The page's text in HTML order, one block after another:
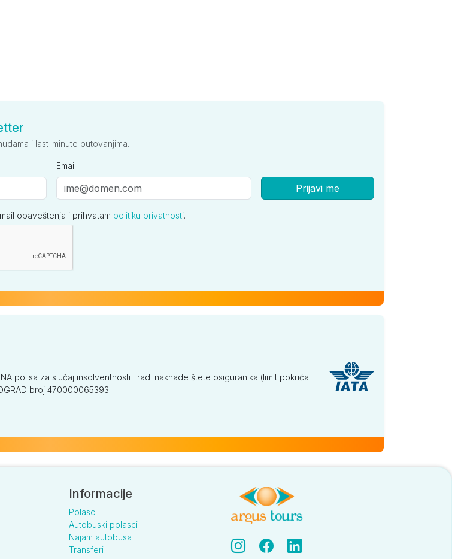
i last-minute putovanjima.
Email
Prijavi me
obaveštenja i prihvatam politiku privatnosti.
polisa za slučaj insolventnosti i radi naknade štete osiguranika (limit pokrića
broj 470000065393.
Informacije
Polasci
Autobuski polasci
Najam autobusa
Transferi